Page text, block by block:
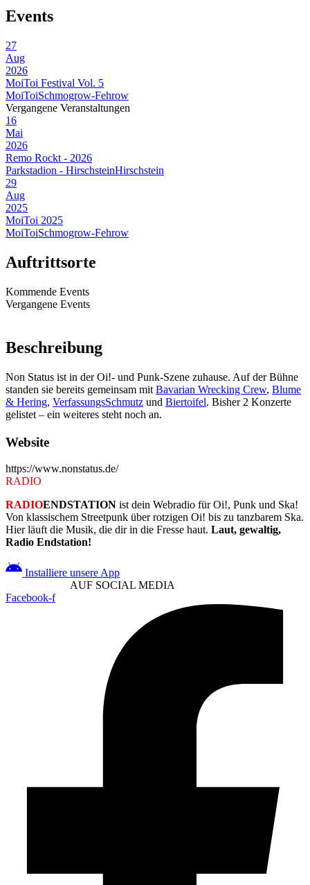
Events
27
Aug
2026
MoiToi Festival Vol. 5
MoiToiSchmogrow-Fehrow
Vergangene Veranstaltungen
16
Mai
2026
Remo Rockt - 2026
Parkstadion - HirschsteinHirschstein
29
Aug
2025
MoiToi 2025
MoiToiSchmogrow-Fehrow
Auftrittsorte
Kommende Events
Vergangene Events
Beschreibung
Non Status ist in der Oi!- und Punk-Szene zuhause. Auf der Bühne
standen sie bereits gemeinsam mit Bavarian Wrecking Crew, Blume
& Hering, VerfassungsSchmutz und Biertoifel. Bisher 2 Konzerte
gelistet – ein weiteres steht noch an.
Website
https://www.nonstatus.de/
RADIO
RADIOENDSTATION ist dein Webradio für Oi!, Punk und Ska!
Von klassischem Streetpunk über rotzigen Oi! bis zu tanzbarem Ska.
Hier läuft die Musik, die dir in die Fresse haut. Laut, gewaltig,
Radio Endstation!
Installiere unsere App
AUF SOCIAL MEDIA
Facebook-f